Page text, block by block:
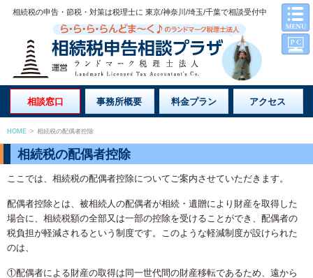
相続税の申告・節税・対策は税理士に 東京/神奈川/埼玉/千葉で相談受付中
相談窓口 事務所概要 料金プラン アクセス
HOME > 相続税の配偶者控除
相続税の配偶者控除
ここでは、相続税の配偶者控除についてご案内させていただきます。
配偶者控除とは、被相続人の配偶者が相続・遺贈により財産を取得した
場合に、相続税額の全部又は一部の控除を受けることができ、配偶者の
税負担が軽減されるという制度です。このような軽減制度が設けられた
のは、
①配偶者による財産の取得は同一世代間の財産移転であるため、遠から